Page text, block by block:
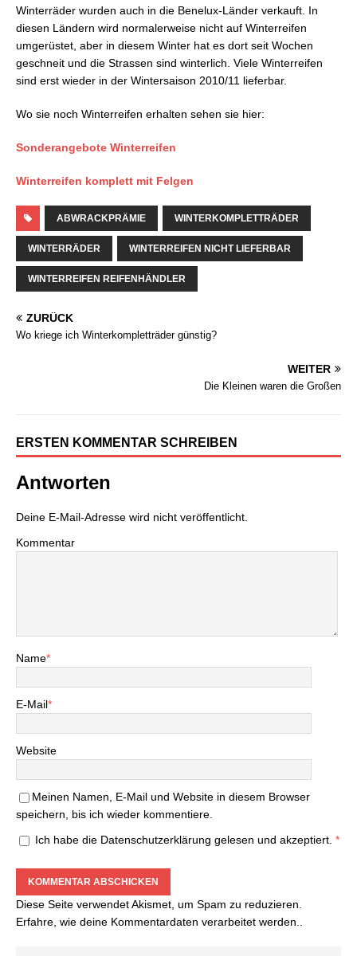
Winterräder wurden auch in die Benelux-Länder verkauft. In
diesen Ländern wird normalerweise nicht auf Winterreifen
umgerüstet, aber in diesem Winter hat es dort seit Wochen
geschneit und die Strassen sind winterlich. Viele Winterreifen
sind erst wieder in der Wintersaison 2010/11 lieferbar.
Wo sie noch Winterreifen erhalten sehen sie hier:
Sonderangebote Winterreifen
Winterreifen komplett mit Felgen
ABWRACKPRÄMIE WINTERKOMPLETTRÄDER
WINTERRÄDER WINTERREIFEN NICHT LIEFERBAR
WINTERREIFEN REIFENHÄNDLER
ZURÜCK
Wo kriege ich Winterkompletträder günstig?
WEITER
Die Kleinen waren die Großen
ERSTEN KOMMENTAR SCHREIBEN
Antworten
Deine E-Mail-Adresse wird nicht veröffentlicht.
Kommentar
Name*
E-Mail*
Website
Meinen Namen, E-Mail und Website in diesem Browser
speichern, bis ich wieder kommentiere.
Ich habe die Datenschutzerklärung gelesen und akzeptiert. *
Diese Seite verwendet Akismet, um Spam zu reduzieren.
Erfahre, wie deine Kommentardaten verarbeitet werden.